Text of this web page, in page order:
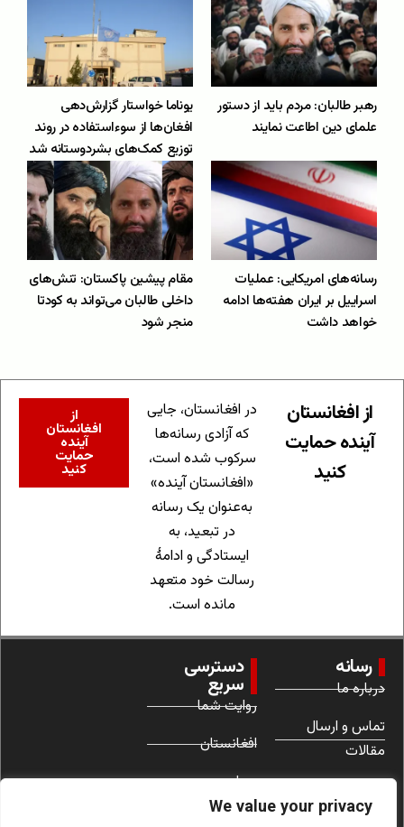
We value your privacy
رهبر طالبان: مردم باید از دستور
علمای دین اطاعت نمایند
یوناما خواستار گزارش‌دهی
افغان‌ها از سوءاستفاده در روند
توزیع کمک‌های بشردوستانه شد
رسانه‌های امریکایی: عملیات
اسراییل بر ایران هفته‌ها ادامه
خواهد داشت
مقام پیشین پاکستان: تنش‌های
داخلی طالبان می‌تواند به کودتا
منجر شود
از افغانستان
آینده حمایت
کنید
در افغانستان، جایی
که آزادی رسانه‌ها
سرکوب شده است،
«افغانستان آینده»
به‌عنوان یک رسانه
در تبعید، به
ایستادگی و ادامهٔ
رسالت خود متعهد
مانده است.
از
افغانستان
آینده
حمایت
کنید
رسانه
درباره ما
تماس و ارسال
مقالات
دسترسی
سریع
روایت شما
افغانستان
جهان